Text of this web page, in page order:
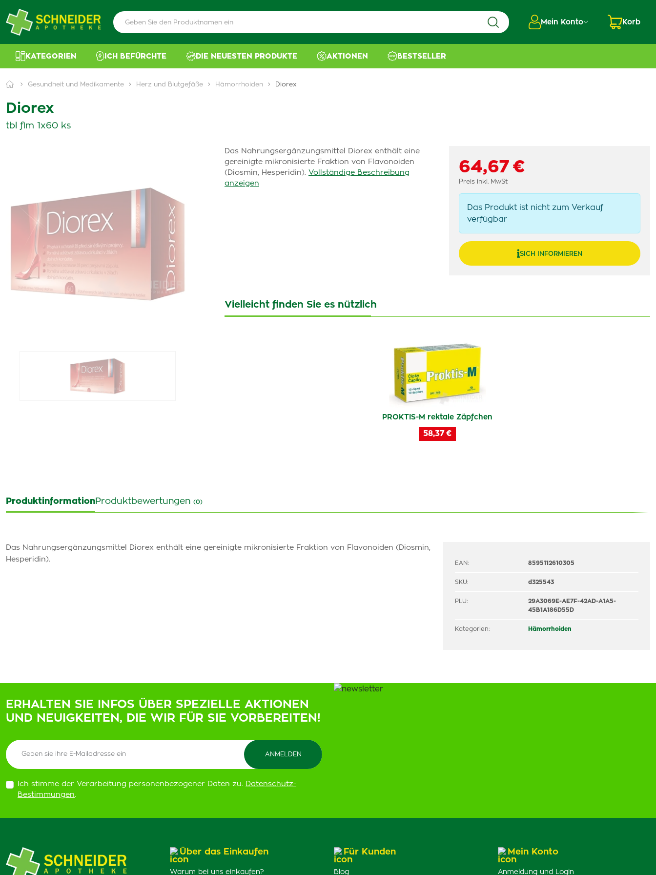
Mein Konto Korb
KATEGORIEN ICH BEFÜRCHTE DIE NEUESTEN PRODUKTE AKTIONEN BESTSELLER
Gesundheit und Medikamente Herz und Blutgefäße Hämorrhoiden Diorex
Diorex
tbl flm 1x60 ks
Das Nahrungsergänzungsmittel Diorex enthält eine
gereinigte mikronisierte Fraktion von Flavonoiden
(Diosmin, Hesperidin). Vollständige Beschreibung
anzeigen
64,67 €
Preis inkl. MwSt
Das Produkt ist nicht zum Verkauf
verfügbar
SICH INFORMIEREN
Vielleicht finden Sie es nützlich
PROKTIS-M rektale Zäpfchen
58,37 €
ProduktinformationProduktbewertungen (0)
Das Nahrungsergänzungsmittel Diorex enthält eine gereinigte mikronisierte Fraktion von Flavonoiden (Diosmin,
Hesperidin).
EAN: 8595112610305
SKU: d325543
PLU:
29A3069E-AE7F-42AD-A1A5-
45B1A186D55D
Kategorien: Hämorrhoiden
ERHALTEN SIE INFOS ÜBER SPEZIELLE AKTIONEN
UND NEUIGKEITEN, DIE WIR FÜR SIE VORBEREITEN!
Ich stimme der Verarbeitung personenbezogener Daten zu. Datenschutz-
Bestimmungen.
Über das Einkaufen
Warum bei uns einkaufen?
Für Kunden
Blog
Mein Konto
Anmeldung und Login